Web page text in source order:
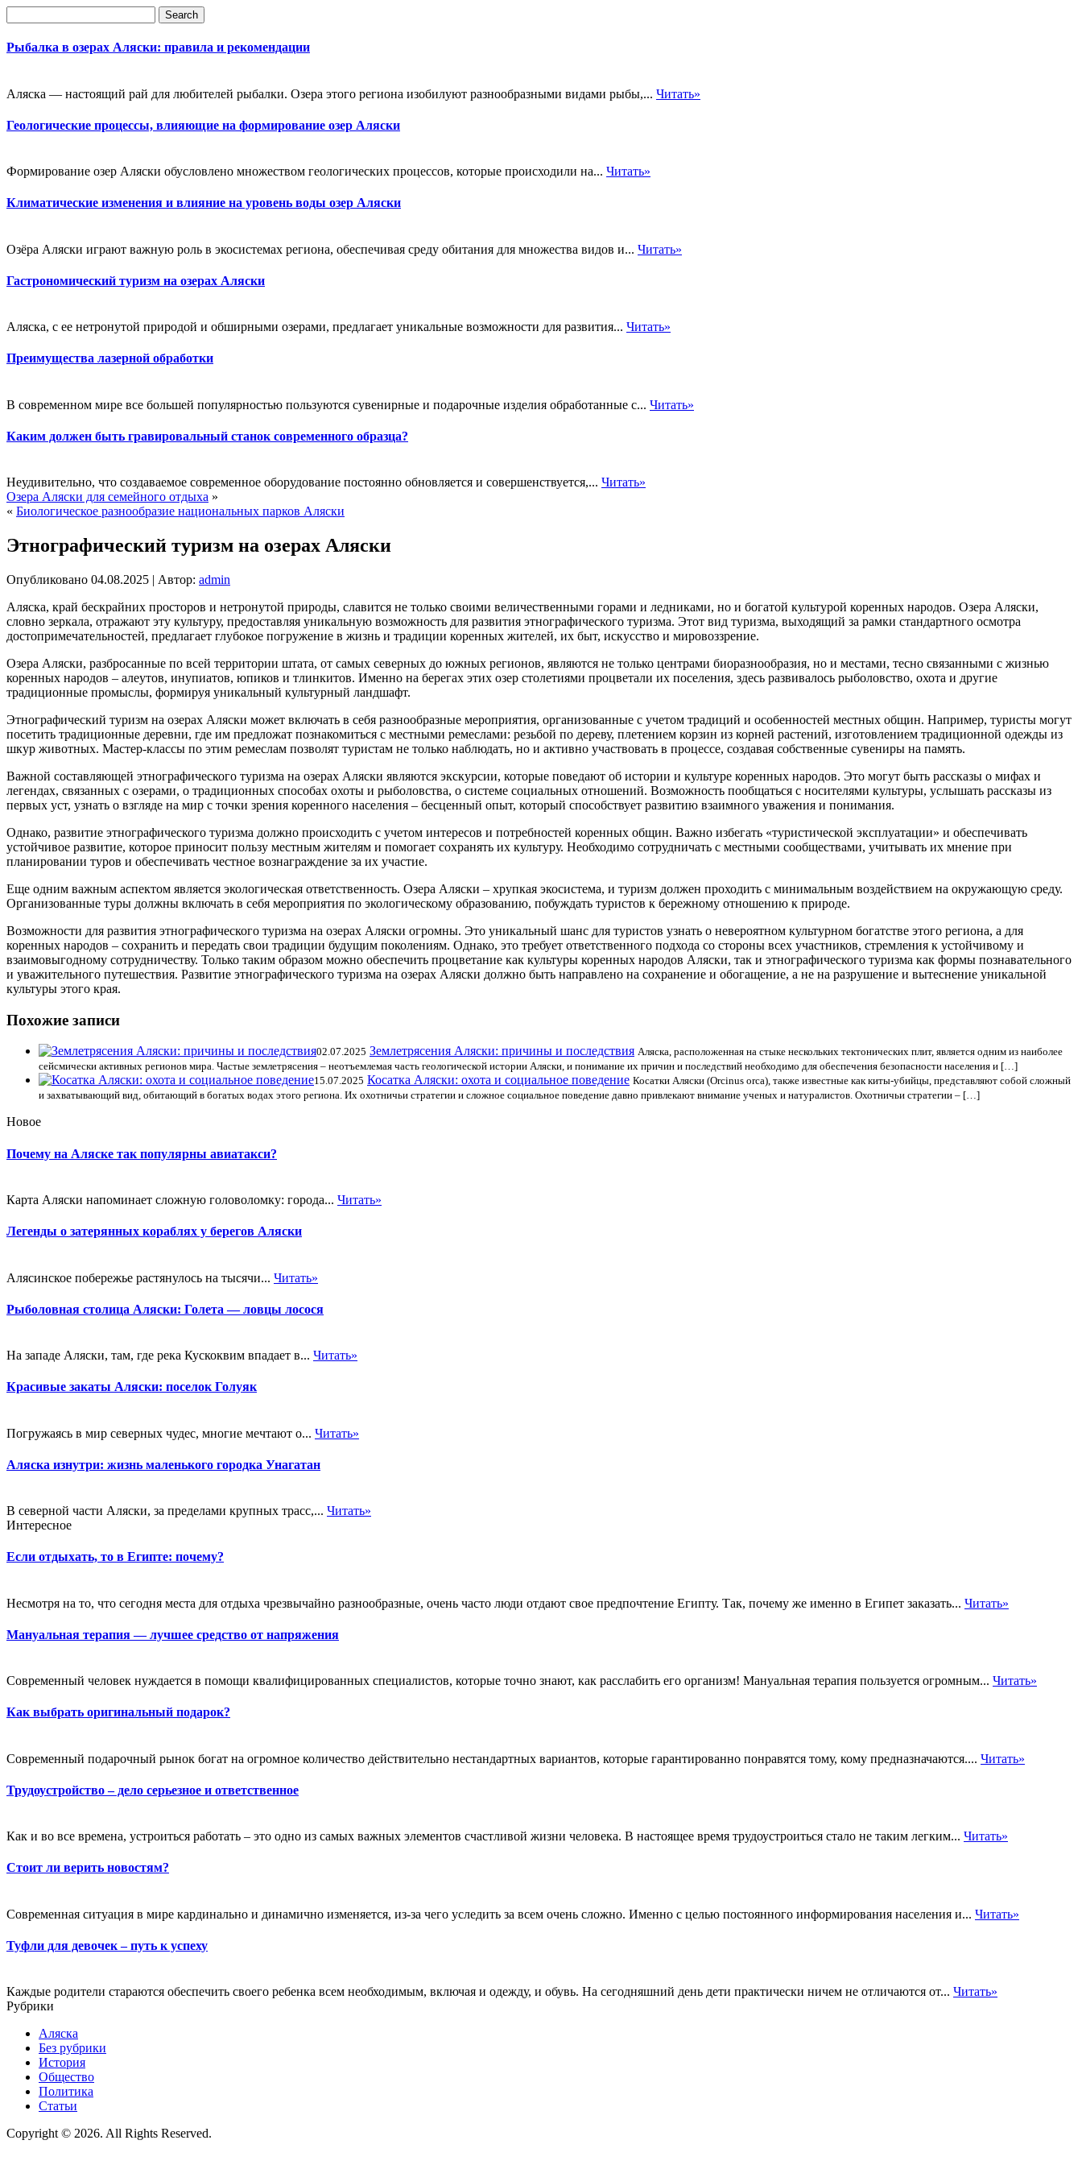
Рыбалка в озерах Аляски: правила и рекомендации
Аляска — настоящий рай для любителей рыбалки. Озера этого региона изобилуют разнообразными видами рыбы,... Читать»
Геологические процессы, влияющие на формирование озер Аляски
Формирование озер Аляски обусловлено множеством геологических процессов, которые происходили на... Читать»
Климатические изменения и влияние на уровень воды озер Аляски
Озёра Аляски играют важную роль в экосистемах региона, обеспечивая среду обитания для множества видов и... Читать»
Гастрономический туризм на озерах Аляски
Аляска, с ее нетронутой природой и обширными озерами, предлагает уникальные возможности для развития... Читать»
Преимущества лазерной обработки
В современном мире все большей популярностью пользуются сувенирные и подарочные изделия обработанные с... Читать»
Каким должен быть гравировальный станок современного образца?
Неудивительно, что создаваемое современное оборудование постоянно обновляется и совершенствуется,... Читать»
Озера Аляски для семейного отдыха »
« Биологическое разнообразие национальных парков Аляски
Этнографический туризм на озерах Аляски
Опубликовано 04.08.2025 | Автор: admin
Аляска, край бескрайних просторов и нетронутой природы, славится не только своими величественными горами и ледниками, но и богатой культурой коренных народов. Озера Аляски,
словно зеркала, отражают эту культуру, предоставляя уникальную возможность для развития этнографического туризма. Этот вид туризма, выходящий за рамки стандартного осмотра
достопримечательностей, предлагает глубокое погружение в жизнь и традиции коренных жителей, их быт, искусство и мировоззрение.
Озера Аляски, разбросанные по всей территории штата, от самых северных до южных регионов, являются не только центрами биоразнообразия, но и местами, тесно связанными с жизнью
коренных народов – алеутов, инупиатов, юпиков и тлинкитов. Именно на берегах этих озер столетиями процветали их поселения, здесь развивалось рыболовство, охота и другие
традиционные промыслы, формируя уникальный культурный ландшафт.
Этнографический туризм на озерах Аляски может включать в себя разнообразные мероприятия, организованные с учетом традиций и особенностей местных общин. Например, туристы могут
посетить традиционные деревни, где им предложат познакомиться с местными ремеслами: резьбой по дереву, плетением корзин из корней растений, изготовлением традиционной одежды из
шкур животных. Мастер-классы по этим ремеслам позволят туристам не только наблюдать, но и активно участвовать в процессе, создавая собственные сувениры на память.
Важной составляющей этнографического туризма на озерах Аляски являются экскурсии, которые поведают об истории и культуре коренных народов. Это могут быть рассказы о мифах и
легендах, связанных с озерами, о традиционных способах охоты и рыболовства, о системе социальных отношений. Возможность пообщаться с носителями культуры, услышать рассказы из
первых уст, узнать о взгляде на мир с точки зрения коренного населения – бесценный опыт, который способствует развитию взаимного уважения и понимания.
Однако, развитие этнографического туризма должно происходить с учетом интересов и потребностей коренных общин. Важно избегать «туристической эксплуатации» и обеспечивать
устойчивое развитие, которое приносит пользу местным жителям и помогает сохранять их культуру. Необходимо сотрудничать с местными сообществами, учитывать их мнение при
планировании туров и обеспечивать честное вознаграждение за их участие.
Еще одним важным аспектом является экологическая ответственность. Озера Аляски – хрупкая экосистема, и туризм должен проходить с минимальным воздействием на окружающую среду.
Организованные туры должны включать в себя мероприятия по экологическому образованию, побуждать туристов к бережному отношению к природе.
Возможности для развития этнографического туризма на озерах Аляски огромны. Это уникальный шанс для туристов узнать о невероятном культурном богатстве этого региона, а для
коренных народов – сохранить и передать свои традиции будущим поколениям. Однако, это требует ответственного подхода со стороны всех участников, стремления к устойчивому и
взаимовыгодному сотрудничеству. Только таким образом можно обеспечить процветание как культуры коренных народов Аляски, так и этнографического туризма как формы познавательного
и уважительного путешествия. Развитие этнографического туризма на озерах Аляски должно быть направлено на сохранение и обогащение, а не на разрушение и вытеснение уникальной
культуры этого края.
Похожие записи
02.07.2025 Землетрясения Аляски: причины и последствия Аляска, расположенная на стыке нескольких тектонических плит, является одним из наиболее
сейсмически активных регионов мира. Частые землетрясения – неотъемлемая часть геологической истории Аляски, и понимание их причин и последствий необходимо для обеспечения безопасности населения и […]
15.07.2025 Косатка Аляски: охота и социальное поведение Косатки Аляски (Orcinus orca), также известные как киты-убийцы, представляют собой сложный
и захватывающий вид, обитающий в богатых водах этого региона. Их охотничьи стратегии и сложное социальное поведение давно привлекают внимание ученых и натуралистов. Охотничьи стратегии – […]
Новое
Почему на Аляске так популярны авиатакси?
Карта Аляски напоминает сложную головоломку: города... Читать»
Легенды о затерянных кораблях у берегов Аляски
Алясинское побережье растянулось на тысячи... Читать»
Рыболовная столица Аляски: Голета — ловцы лосося
На западе Аляски, там, где река Кускоквим впадает в... Читать»
Красивые закаты Аляски: поселок Голуяк
Погружаясь в мир северных чудес, многие мечтают о... Читать»
Аляска изнутри: жизнь маленького городка Унагатан
В северной части Аляски, за пределами крупных трасс,... Читать»
Интересное
Если отдыхать, то в Египте: почему?
Несмотря на то, что сегодня места для отдыха чрезвычайно разнообразные, очень часто люди отдают свое предпочтение Египту. Так, почему же именно в Египет заказать... Читать»
Мануальная терапия — лучшее средство от напряжения
Современный человек нуждается в помощи квалифицированных специалистов, которые точно знают, как расслабить его организм! Мануальная терапия пользуется огромным... Читать»
Как выбрать оригинальный подарок?
Современный подарочный рынок богат на огромное количество действительно нестандартных вариантов, которые гарантированно понравятся тому, кому предназначаются.... Читать»
Трудоустройство – дело серьезное и ответственное
Как и во все времена, устроиться работать – это одно из самых важных элементов счастливой жизни человека. В настоящее время трудоустроиться стало не таким легким... Читать»
Стоит ли верить новостям?
Современная ситуация в мире кардинально и динамично изменяется, из-за чего уследить за всем очень сложно. Именно с целью постоянного информирования населения и... Читать»
Туфли для девочек – путь к успеху
Каждые родители стараются обеспечить своего ребенка всем необходимым, включая и одежду, и обувь. На сегодняшний день дети практически ничем не отличаются от... Читать»
Рубрики
Аляска
Без рубрики
История
Общество
Политика
Статьи
Copyright © 2026. All Rights Reserved.